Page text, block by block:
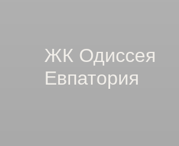
ЖК Одиссея
Евпатория